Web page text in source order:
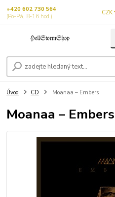
CZK
+420 602 730 564
(Po-Pá, 8-16 hod.)
Úvod CD Moanaa – Embers
Moanaa – Embers